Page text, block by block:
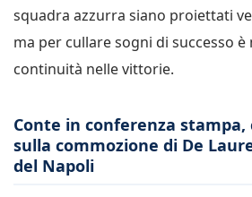
squadra azzurra siano proiettati
ma per cullare sogni di successo
continuità nelle vittorie.
Conte in conferenza stampa,
sulla commozione di De
del Napoli